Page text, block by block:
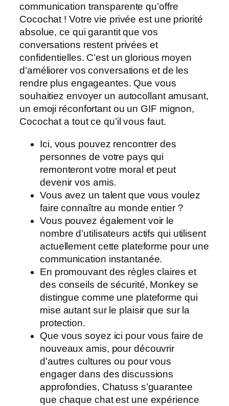
communication transparente qu’offre
Cocochat ! Votre vie privée est une priorité
absolue, ce qui garantit que vos
conversations restent privées et
confidentielles. C’est un glorious moyen
d’améliorer vos conversations et de les
rendre plus engageantes. Que vous
souhaitiez envoyer un autocollant amusant,
un emoji réconfortant ou un GIF mignon,
Cocochat a tout ce qu’il vous faut.
Ici, vous pouvez rencontrer des
personnes de votre pays qui
remonteront votre moral et peut
devenir vos amis.
Vous avez un talent que vous voulez
faire connaître au monde entier ?
Vous pouvez également voir le
nombre d’utilisateurs actifs qui utilisent
actuellement cette plateforme pour une
communication instantanée.
En promouvant des règles claires et
des conseils de sécurité, Monkey se
distingue comme une plateforme qui
mise autant sur le plaisir que sur la
protection.
Que vous soyez ici pour vous faire de
nouveaux amis, pour découvrir
d’autres cultures ou pour vous
engager dans des discussions
approfondies, Chatuss s’guarantee
que chaque chat est une expérience